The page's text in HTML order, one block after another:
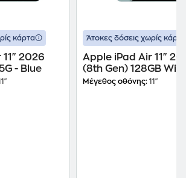
κάρτα
2026
- Blue
Άτοκες δόσεις χωρίς κάρτα
Apple iPad Air 11"
(8th Gen) 128GB Wi-
Blue
Μέγεθος οθόνης: 11"